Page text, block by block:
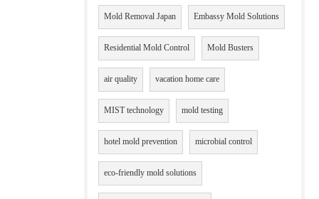
Mold Removal Japan Embassy Mold Solutions
Residential Mold Control Mold Busters
air quality vacation home care
MIST technology mold testing
hotel mold prevention microbial control
eco-friendly mold solutions